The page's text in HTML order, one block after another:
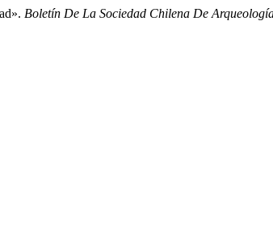
Boletín De La Sociedad Chilena De